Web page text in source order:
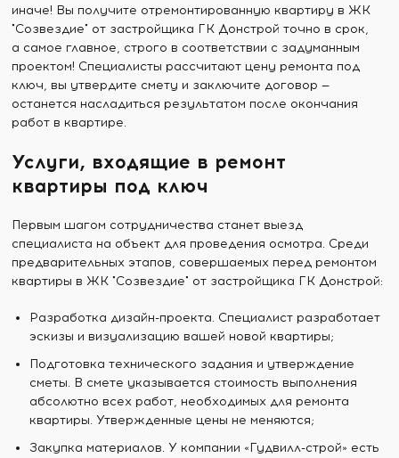
иначе! Вы получите отремонтированную квартиру в ЖК
"Созвездие" от застройщика ГК Донстрой точно в срок,
а самое главное, строго в соответствии с задуманным
проектом! Специалисты рассчитают цену ремонта под
ключ, вы утвердите смету и заключите договор —
останется насладиться результатом после окончания
работ в квартире.
Услуги, входящие в ремонт
квартиры под ключ
Первым шагом сотрудничества станет выезд
специалиста на объект для проведения осмотра. Среди
предварительных этапов, совершаемых перед ремонтом
квартиры в ЖК "Созвездие" от застройщика ГК Донстрой:
Разработка дизайн-проекта. Специалист разработает
эскизы и визуализацию вашей новой квартиры;
Подготовка технического задания и утверждение
сметы. В смете указывается стоимость выполнения
абсолютно всех работ, необходимых для ремонта
квартиры. Утвержденные цены не меняются;
Закупка материалов. У компании «Гудвилл-строй» есть